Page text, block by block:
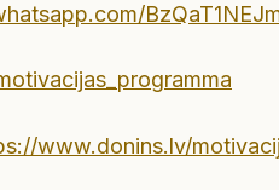
www.donins.lv/